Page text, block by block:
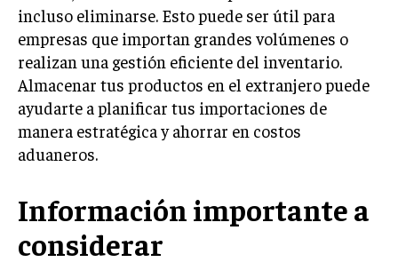
ÉTICA EMPRESARIAL Y RESPONSABILIDAD
BLOG
Acerca de Últimas entradas
Laura Cisneros
Me llamo Laura Cisneros y siempre he sentido un
fuerte llamado hacia las historias globales. Como
periodista de temas internacionales, me sumerjo
incluso eliminarse. Esto puede ser útil para
empresas que importan grandes volúmenes o
realizan una gestión eficiente del inventario.
Almacenar tus productos en el extranjero puede
ayudarte a planificar tus importaciones de
manera estratégica y ahorrar en costos
aduaneros.
Información importante a
considerar